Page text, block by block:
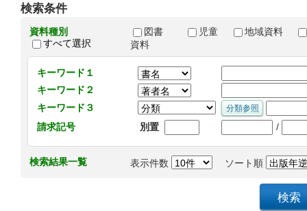
検索条件
資料種別
すべて選択
図書 児童
地域資料
資料
キーワード１
キーワード２
キーワード３
請求記号
別置 /
検索結果一覧 表示件数 ソート順